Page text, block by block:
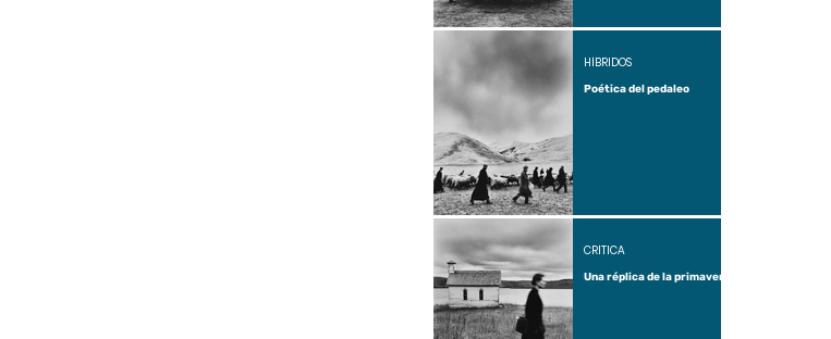
Poética del pedaleo
HÍBRIDOS
Una réplica de la primavera
CRÍTICA